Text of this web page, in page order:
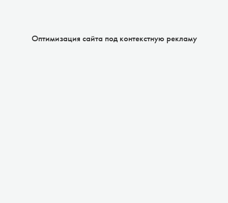
Оптимизация сайта под контекстную рекламу